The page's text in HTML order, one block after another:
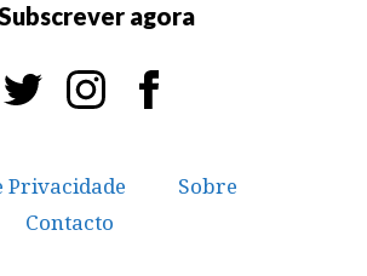
agora
Privacidade
Sobre
Contacto